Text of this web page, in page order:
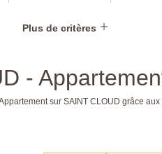
Plus de critères
-
sur SAINT CLOUD grâce